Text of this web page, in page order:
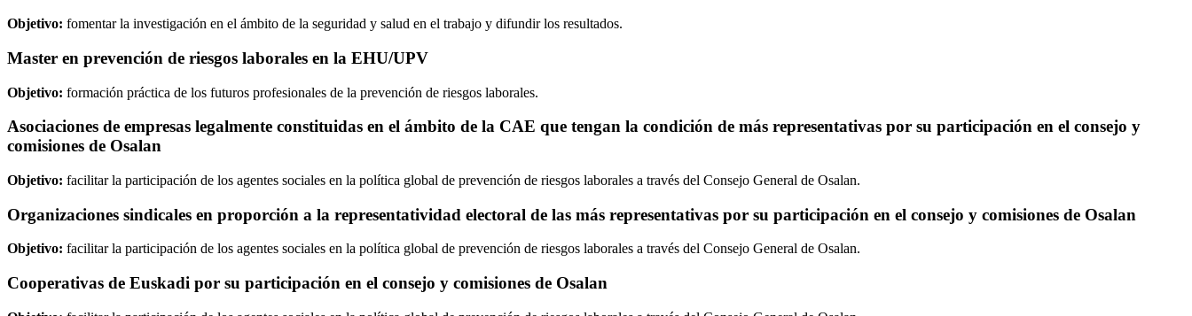
Objetivo: fomentar la investigación en el ámbito de la seguridad y salud en el trabajo y difundir los resultados.
Master en prevención de riesgos laborales en la EHU/UPV
Objetivo: formación práctica de los futuros profesionales de la prevención de riesgos laborales.
Asociaciones de empresas legalmente constituidas en el ámbito de la CAE que tengan la condición de más representativas por su participación en el consejo y
comisiones de Osalan
Objetivo: facilitar la participación de los agentes sociales en la política global de prevención de riesgos laborales a través del Consejo General de Osalan.
Organizaciones sindicales en proporción a la representatividad electoral de las más representativas por su participación en el consejo y comisiones de Osalan
Objetivo: facilitar la participación de los agentes sociales en la política global de prevención de riesgos laborales a través del Consejo General de Osalan.
Cooperativas de Euskadi por su participación en el consejo y comisiones de Osalan